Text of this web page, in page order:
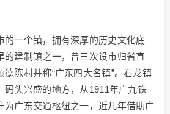
的一个镇，拥有深厚的历史文化底
的建制镇之一，曾三次设市归省直
陈村并称“广东四大名镇”。石龙镇
码头兴盛的地方，从1911年广九铁
为广东交通枢纽之一，近几年借助广